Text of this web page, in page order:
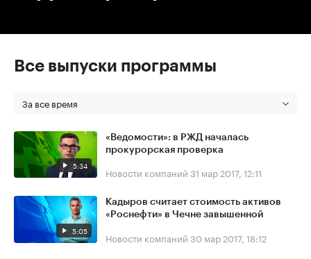
Все выпуски программы
За все время
5:34
«Ведомости»: в РЖД началась
прокурорская проверка
Новости компаний 31 мар 2017, 12:11
5:05
Кадыров считает стоимость активов
«Роснефти» в Чечне завышенной
Новости компаний 30 мар 2017, 18:12